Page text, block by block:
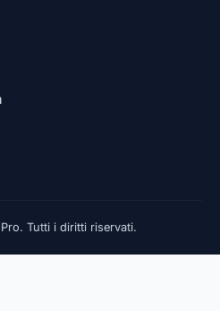
Tutti i diritti riservati.